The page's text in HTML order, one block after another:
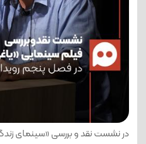
در نشست نقد و بررسی «سینمای